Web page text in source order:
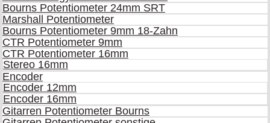
Bourns Potentiometer 24mm SRT
Marshall Potentiometer
Bourns Potentiometer 9mm 18-Zahn
CTR Potentiometer 9mm
CTR Potentiometer 16mm
Stereo 16mm
Encoder
Encoder 12mm
Encoder 16mm
Gitarren Potentiometer Bourns